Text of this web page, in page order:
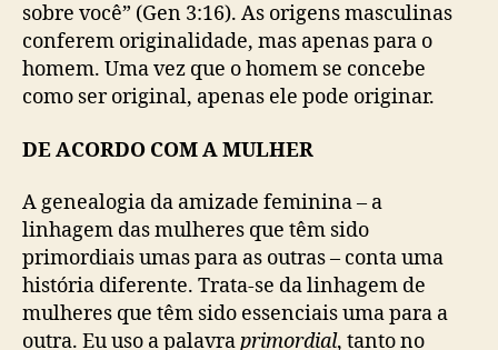
sobre você” (Gen 3:16). As origens masculinas
conferem originalidade, mas apenas para o
homem. Uma vez que o homem se concebe
como ser original, apenas ele pode originar.
DE ACORDO COM A MULHER
A genealogia da amizade feminina – a
linhagem das mulheres que têm sido
primordiais umas para as outras – conta uma
história diferente. Trata-se da linhagem de
mulheres que têm sido essenciais uma para a
outra. Eu uso a palavraprimordial, tanto no